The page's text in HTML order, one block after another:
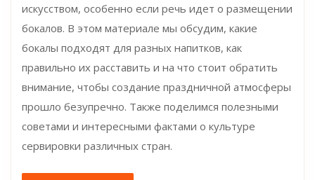
искусством, особенно если речь идет о размещении
бокалов. В этом материале мы обсудим, какие
бокалы подходят для разных напитков, как
правильно их расставить и на что стоит обратить
внимание, чтобы создание праздничной атмосферы
прошло безупречно. Также поделимся полезными
советами и интересными фактами о культуре
сервировки различных стран.